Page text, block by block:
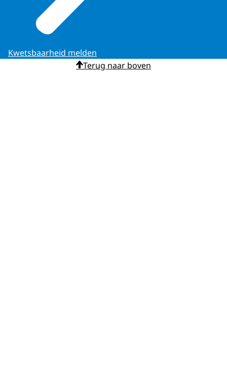
Kwetsbaarheid melden
Terug naar boven